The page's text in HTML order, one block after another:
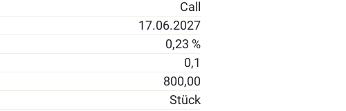
Call
17.06.2027
0,23 %
0,1
800,00
Stück